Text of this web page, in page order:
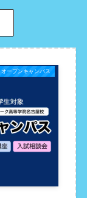
オープンキャンパス